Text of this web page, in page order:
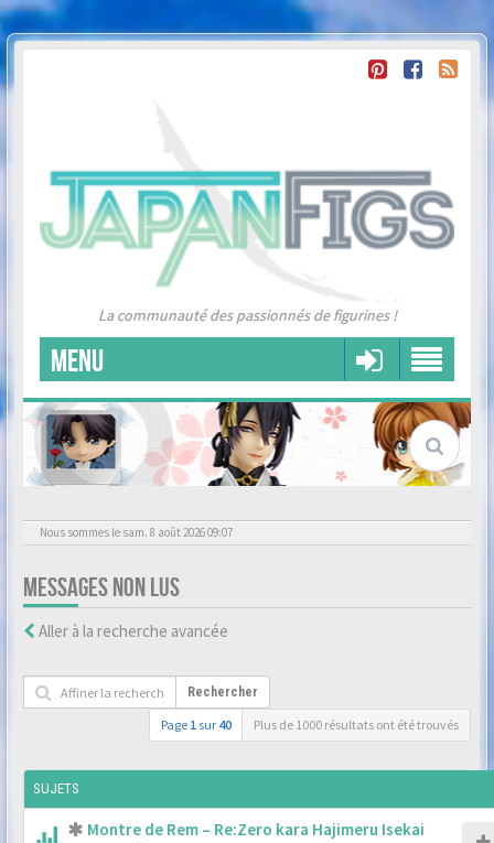
La communauté des passionnés de figurines !
MENU
Nous sommes le sam. 8 août 2026 09:07
MESSAGES NON LUS
Aller à la recherche avancée
Rechercher
Page 1 sur 40 Plus de 1000 résultats ont été trouvés
SUJETS
Montre de Rem – Re:Zero kara Hajimeru Isekai